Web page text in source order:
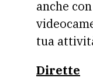
anche
tua
Dirette